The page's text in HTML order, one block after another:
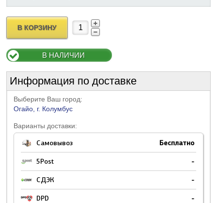
В КОРЗИНУ
В НАЛИЧИИ
Информация по доставке
Выберите Ваш город:
Огайо, г. Колумбус
Варианты доставки:
Самовывоз Бесплатно
5Post -
СДЭК -
DPD -